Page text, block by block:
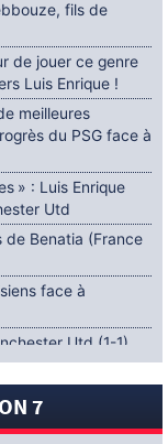
fils de
de jouer ce genre
Luis Enrique !
meilleures
du PSG face à
» : Luis Enrique
Utd
de Benatia (France
face à
Utd (1-1)
7